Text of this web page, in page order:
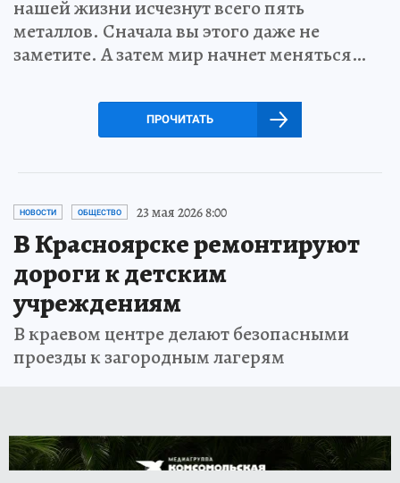
нашей жизни исчезнут всего пять
металлов. Сначала вы этого даже не
заметите. А затем мир начнет меняться…
ПРОЧИТАТЬ
НОВОСТИ ОБЩЕСТВО 23 мая 2026 8:00
В Красноярске ремонтируют
дороги к детским
учреждениям
В краевом центре делают безопасными
проезды к загородным лагерям